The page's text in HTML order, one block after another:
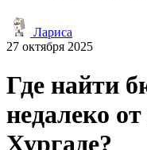
Лариса
27 октября 2025
Где найти
недалеко
Хургаде?